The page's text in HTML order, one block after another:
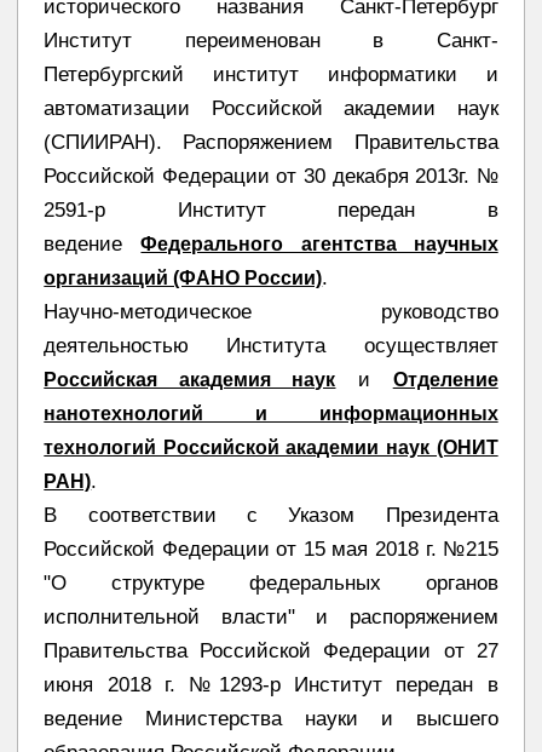
исторического названия Санкт-Петербург
Институт переименован в Санкт-
Петербургский институт информатики и
автоматизации Российской академии наук
(СПИИРАН). Распоряжением Правительства
Российской Федерации от 30 декабря 2013г. №
2591-р Институт передан в
ведениеФедерального агентства научных
организаций (ФАНО России).
Научно-методическое руководство
деятельностью Института осуществляет
Российская академия наук и Отделение
нанотехнологий и информационных
технологий Российской академии наук (ОНИТ
РАН).
В соответствии с Указом Президента
Российской Федерации от 15 мая 2018 г. №215
"О структуре федеральных органов
исполнительной власти" и распоряжением
Правительства Российской Федерации от 27
июня 2018 г. №1293-р Институт передан в
ведение Министерства науки и высшего